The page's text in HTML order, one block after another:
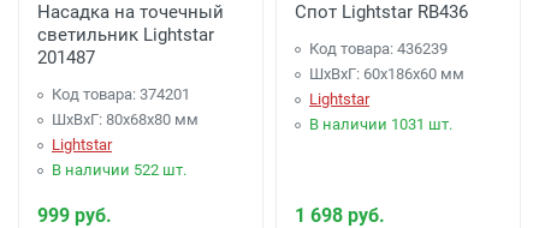
Насадка на точечный
светильник Lightstar
201487
Код товара: 374201
ШхВхГ: 80x68x80 мм
Lightstar
В наличии 522 шт.
999 руб.
Спот Lightstar RB436
Код товара: 436239
ШхВхГ: 60x186x60 мм
Lightstar
В наличии 1031 шт.
1 698 руб.